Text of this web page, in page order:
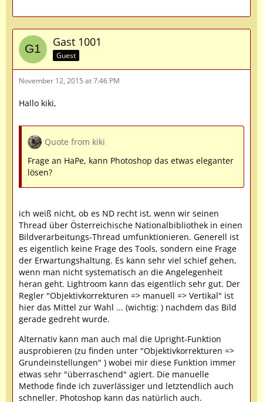
Gast 1001
Guest
November 12, 2015 at 7:46 PM
Hallo kiki,
Quote from kiki
Frage an HaPe, kann Photoshop das etwas eleganter
lösen?
ich weiß nicht, ob es ND recht ist, wenn wir seinen
Thread über Österreichische Nationalbibliothek in einen
Bildverarbeitungs-Thread umfunktionieren. Generell ist
es eigentlich keine Frage des Tools, sondern eine Frage
der Erwartungshaltung. Es kann sehr viel schief gehen,
wenn man nicht systematisch an die Angelegenheit
heran geht. Lightroom kann das eigentlich sehr gut. Der
Regler "Objektivkorrekturen => manuell => Vertikal" ist
hier das Mittel zur Wahl ... (wichtig: ) nachdem das Bild
gerade gedreht wurde.
Alternativ kann man auch mal die Upright-Funktion
ausprobieren (zu finden unter "Objektivkorrekturen =>
Grundeinstellungen" ) wobei mir diese Funktion immer
etwas sehr "überraschend" agiert. Die manuelle
Methode finde ich zuverlässiger und letztendlich auch
schneller. Photoshop kann das natürlich auch.